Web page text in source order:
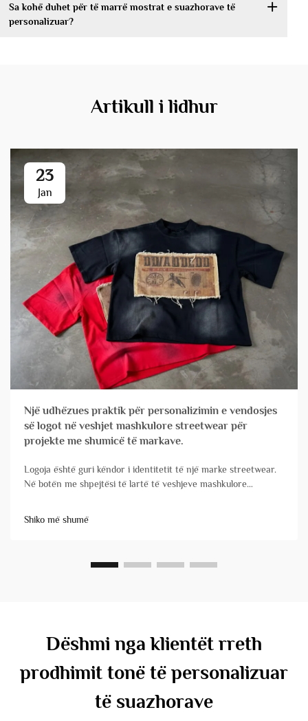
Sa kohë duhet për të marrë mostrat e suazhorave të
personalizuar?
Artikull i lidhur
23
Jan
Një udhëzues praktik për personalizimin e vendosjes
së logot në veshjet mashkulore streetwear për
projekte me shumicë të markave.
Logoja është guri këndor i identitetit të një marke streetwear.
Në botën me shpejtësi të lartë të veshjeve mashkulore
Shiko më shumë
Dëshmi nga klientët rreth
prodhimit tonë të personalizuar
të suazhorave